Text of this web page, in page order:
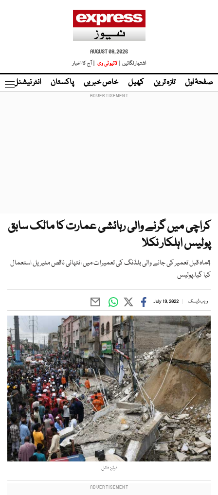
AUGUST 08, 2026
اشتہار لگائیں |
لائیو ٹی وی | آج کا اخبار
صفحۂ اول تازہ ترین کھیل خاص خبریں پاکستان انٹر نیشنل
کراچی میں گرنے والی رہائشی عمارت کا مالک سابق
پولیس اہلکار نکلا
4ماہ قبل تعمیر کی جانے والی بلڈنگ کی تعمیرات میں انتہائی ناقص مٹیریل استعمال
کیا گیا،پولیس
ویب ڈیسک July 19, 2022
فوٹو: فائل